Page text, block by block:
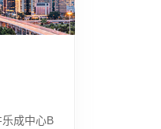
成中心B